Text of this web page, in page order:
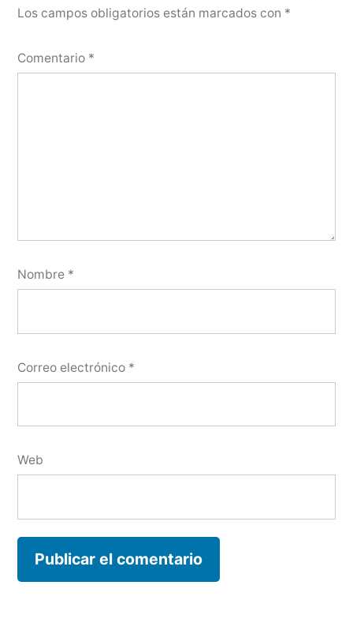
Los campos obligatorios están marcados con *
Comentario *
Nombre *
Correo electrónico *
Web